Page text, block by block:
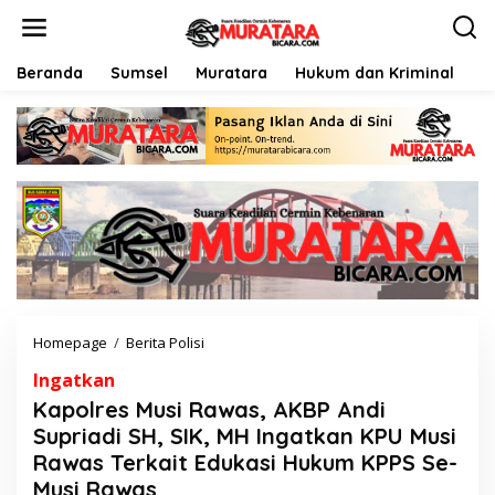
Beranda Sumsel Muratara Hukum dan Kriminal
Homepage / Berita Polisi
o
l
r
e
Ingatkan
Kapolres Musi Rawas, AKBP Andi
Supriadi SH, SIK, MH Ingatkan KPU Musi
Rawas Terkait Edukasi Hukum KPPS Se-
Musi Rawas